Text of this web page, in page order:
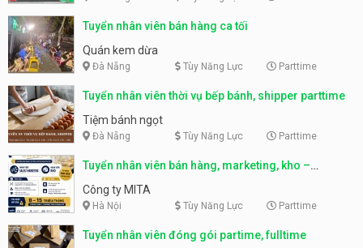
Tuyển nhân viên bán hàng ca tối
Quán kem dừa
Đà Nẵng Tùy Năng Lực Parttime
Tuyển nhân viên thời vụ bếp bánh, shipper parttime
Tiệm bánh ngọt
Đà Nẵng Tùy Năng Lực Parttime
Tuyển nhân viên bán hàng, marketing, kho –
parttime, fulltime
Công ty MITA
Hà Nội Tùy Năng Lực Parttime
Tuyển nhân viên đóng gói partime, fulltime